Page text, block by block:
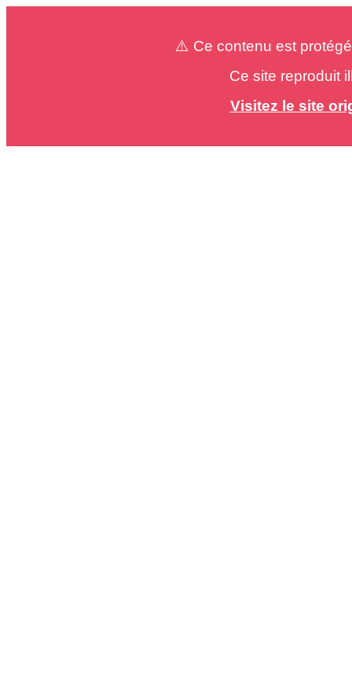
⚠️ Ce contenu est
Ce site reproduit
Visitez le site